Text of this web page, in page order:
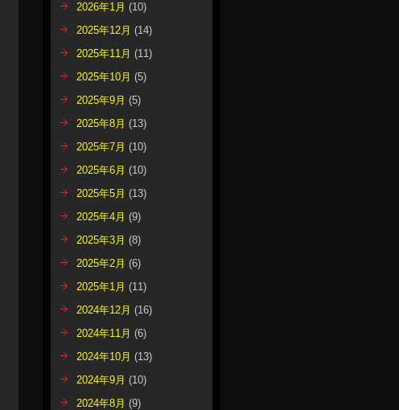
2026年1月 (10)
2025年12月 (14)
2025年11月 (11)
2025年10月 (5)
2025年9月 (5)
2025年8月 (13)
2025年7月 (10)
2025年6月 (10)
2025年5月 (13)
2025年4月 (9)
2025年3月 (8)
2025年2月 (6)
2025年1月 (11)
2024年12月 (16)
2024年11月 (6)
2024年10月 (13)
2024年9月 (10)
2024年8月 (9)